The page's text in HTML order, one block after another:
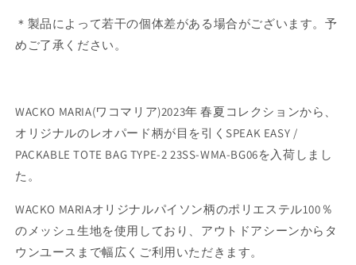
＊製品によって若干の個体差がある場合がございます。予
めご了承ください。
WACKO MARIA(ワコマリア)2023年 春夏コレクションから、
オリジナルのレオパード柄が目を引くSPEAK EASY /
PACKABLE TOTE BAG TYPE-2 23SS-WMA-BG06を入荷しまし
た。
WACKO MARIAオリジナルパイソン柄のポリエステル100％
のメッシュ生地を使用しており、アウトドアシーンからタ
ウンユースまで幅広くご利用いただきます。